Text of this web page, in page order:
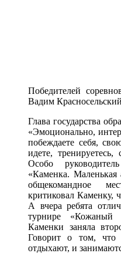
Победителей
Вадим
Глава государства
«Эмоционально,
побеждаете себя,
идете, тренируетесь,
Особо
«Каменка. Маленькая
общекомандное
критиковал Каменку,
А вчера ребята
турнире «Кожаный
Каменки заняла
Говорит о том, что
отдыхают, и